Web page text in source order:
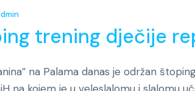
trening dječije
na Palama danas je održan
na kojem je u veleslalomu i slalomu